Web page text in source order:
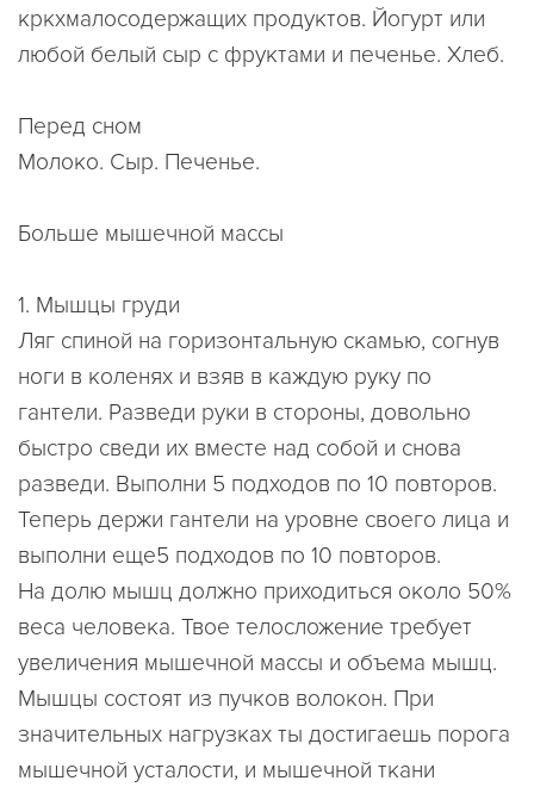
кркхмалосодержащих продуктов. Йогурт или
любой белый сыр с фруктами и печенье. Хлеб.
Перед сном
Молоко. Сыр. Печенье.
Больше мышечной массы
1. Мышцы груди
Ляг спиной на горизонтальную скамью, согнув
ноги в коленях и взяв в каждую руку по
гантели. Разведи руки в стороны, довольно
быстро сведи их вместе над собой и снова
разведи. Выполни 5 подходов по 10 повторов.
Теперь держи гантели на уровне своего лица и
выполни еще5 подходов по 10 повторов.
На долю мышц должно приходиться около 50%
веса человека. Твое телосложение требует
увеличения мышечной массы и объема мышц.
Мышцы состоят из пучков волокон. При
значительных нагрузках ты достигаешь порога
мышечной усталости, и мышечной ткани